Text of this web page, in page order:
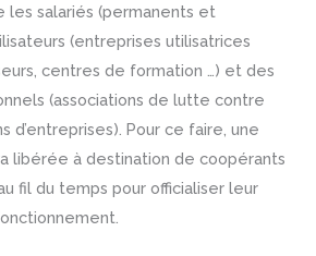
les salariés (permanents et
(entreprises utilisatrices
centres de formation …) et des
(associations de lutte contre
d’entreprises). Pour ce faire, une
libérée à destination de coopérants
fil du temps pour officialiser leur